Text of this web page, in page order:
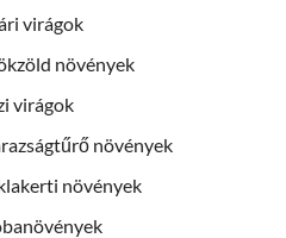
virágok
növények
virágok
növények
növények